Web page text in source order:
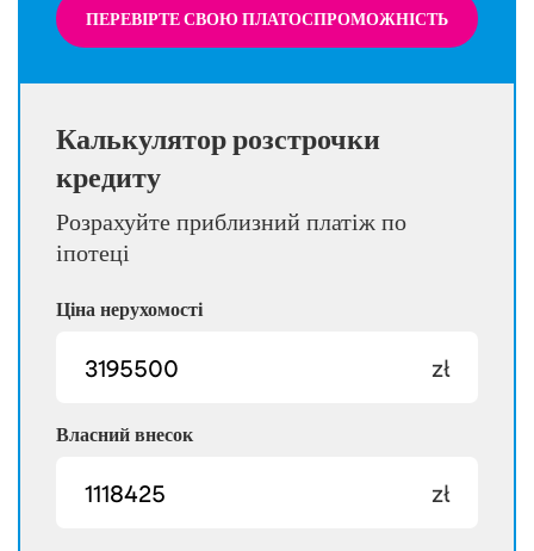
Калькулятор розстрочки
кредиту
Розрахуйте приблизний платіж по
іпотеці
Ціна нерухомості
zł
Власний внесок
zł
ПЕРЕВІРТЕ СВОЮ ПЛАТОСПРОМОЖНІСТЬ